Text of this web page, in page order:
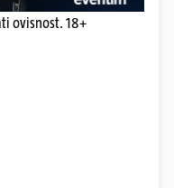
ovisnost. 18+